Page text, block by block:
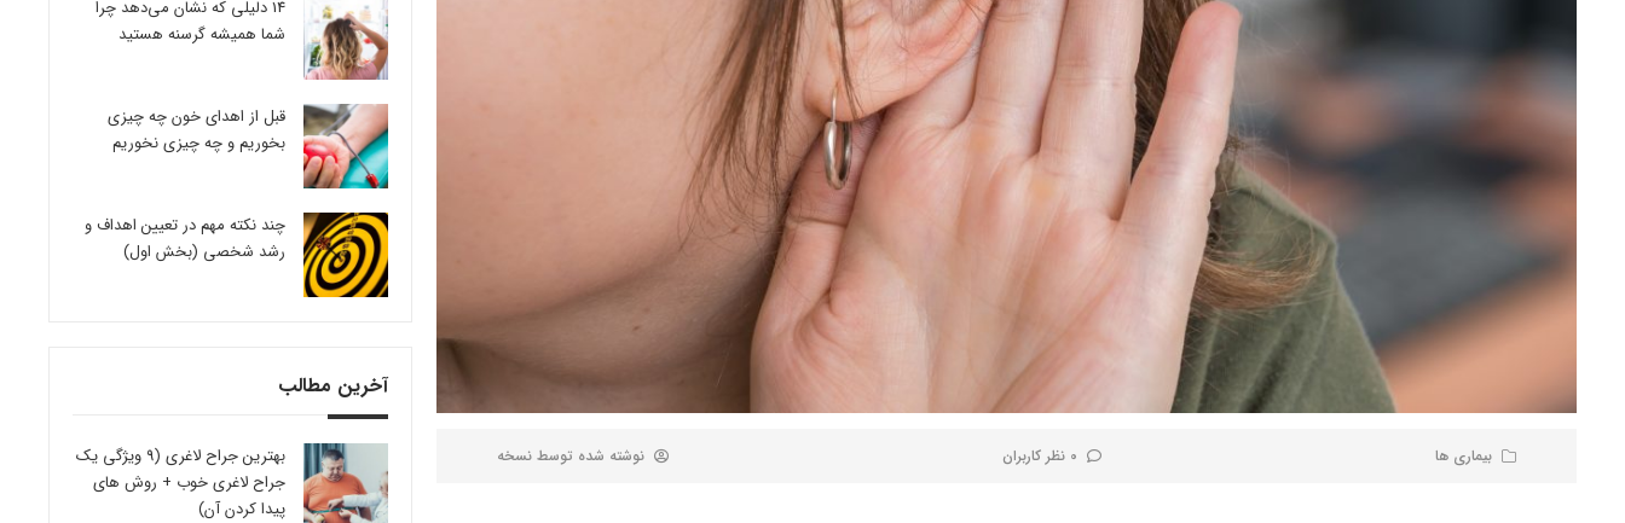
بیماری ها 0 نظر کاربران نوشته شده توسط نسخه
14 دلیلی که نشان می‌دهد چرا
شما همیشه گرسنه هستید
قبل از اهدای خون چه چیزی
بخوریم و چه چیزی نخوریم
چند نکته مهم در تعیین اهداف و
رشد شخصی (بخش اول)
آخرین مطالب
بهترین جراح لاغری (9 ویژگی یک
جراح لاغری خوب + روش های
پیدا کردن آن)